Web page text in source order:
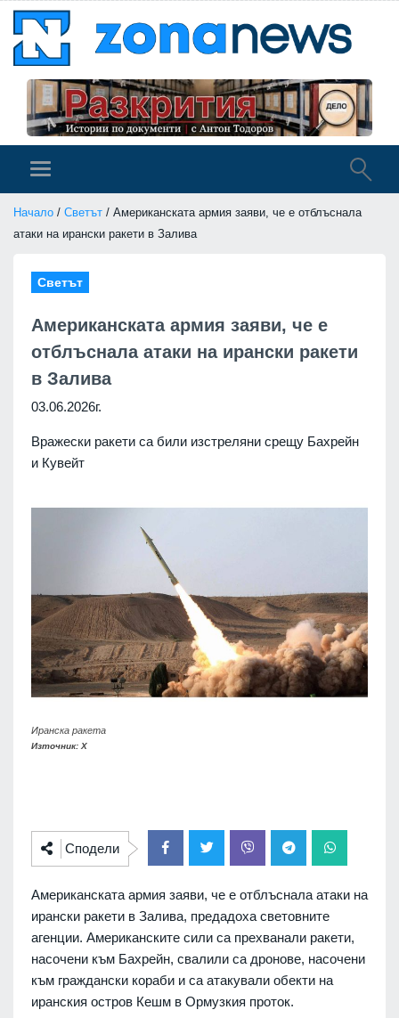
Начало / Светът / Американската армия заяви, че е отблъснала
атаки на ирански ракети в Залива
Светът
Американската армия заяви, че е
отблъснала атаки на ирански ракети
в Залива
03.06.2026г.
Вражески ракети са били изстреляни срещу Бахрейн
и Кувейт
Иранска ракета
Източник: X
Сподели
Американската армия заяви, че е отблъснала атаки на
ирански ракети в Залива, предадоха световните
агенции. Американските сили са прехванали ракети,
насочени към Бахрейн, свалили са дронове, насочени
към граждански кораби и са атакували обекти на
иранския остров Кешм в Ормузкия проток.